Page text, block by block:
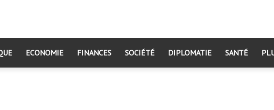
ECONOMIE FINANCES SOCIÉTÉ DIPLOMATIE SANTÉ